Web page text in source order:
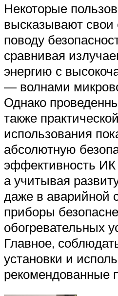
Некоторые
высказывают свои
поводу
сравнивая
энергию с
— волнами
Однако
также
использования
абсолютную
эффективность ИК
а учитывая
даже в аварийной
приборы
обогревательных
Главное,
установки и
рекомендованные